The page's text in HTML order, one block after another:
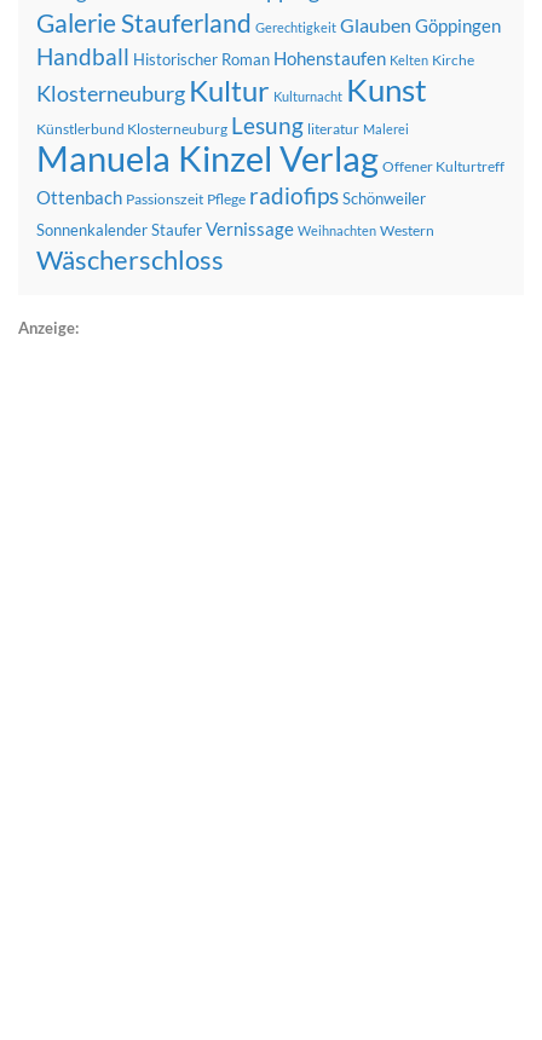
Galerie Stauferland Gerechtigkeit Glauben Göppingen
Handball Historischer Roman Hohenstaufen Kelten Kirche
Klosterneuburg Kultur Kulturnacht Kunst
Künstlerbund Klosterneuburg Lesung literatur Malerei
Manuela Kinzel Verlag Offener Kulturtreff
Ottenbach Passionszeit Pflege radiofipsSchönweiler
SonnenkalenderStauferVernissage Weihnachten Western
Wäscherschloss
Anzeige: